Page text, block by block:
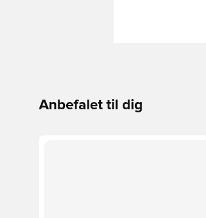
Anbefalet til dig